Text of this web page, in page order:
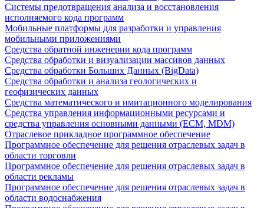
Системы предотвращения анализа и восстановления
исполняемого кода программ
Мобильные платформы для разработки и управления
мобильными приложениями
Средства обратной инженерии кода программ
Средства обработки и визуализации массивов данных
Средства обработки Больших Данных (BigData)
Средства обработки и анализа геологических и
геофизических данных
Средства математического и имитационного моделирования
Средства управления информационными ресурсами и
средства управления основными данными (ECM, MDM)
Отраслевое прикладное программное обеспечение
Программное обеспечение для решения отраслевых задач в
области торговли
Программное обеспечение для решения отраслевых задач в
области рекламы
Программное обеспечение для решения отраслевых задач в
области водоснабжения